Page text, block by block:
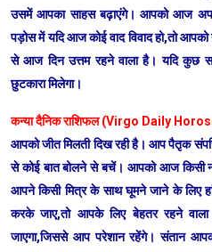
उसमें आपका साहस बढ़ाएंगे। आपको आज
पड़ोस में यदि आज कोई वाद विवाद हो,तो
से आज दिन उत्तम रहने वाला है। यदि कुछ
छुटकारा मिलेगा।
कन्या दैनिक राशिफल (Virgo Daily
आपको जीत मिलती दिख रही है। आप पैतृक
से कोई बात बोलने से बचें। आपको आज किसी
आपने किसी मित्र के साथ घूमने जाने के लिए
करके जाए,तो आपके लिए बेहतर रहने
जाएगा,जिससे आप परेशान रहेंगे। संतान